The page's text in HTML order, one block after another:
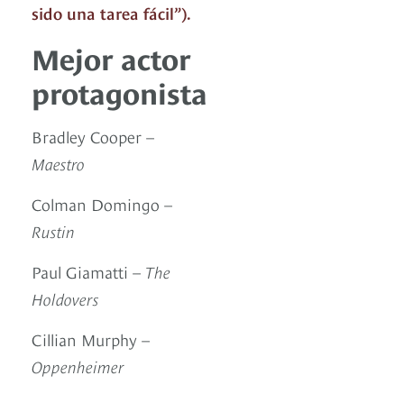
sido una tarea fácil”).
Mejor actor
protagonista
Bradley Cooper –
Maestro
Colman Domingo –
Rustin
Paul Giamatti – The
Holdovers
Cillian Murphy –
Oppenheimer